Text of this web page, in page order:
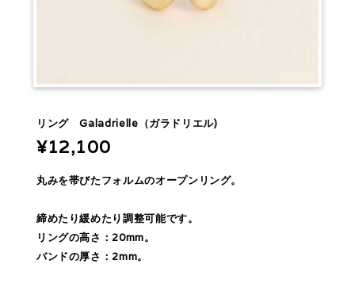
リング Galadrielle（ガラドリエル)
¥12,100
丸みを帯びたフォルムのオープンリング。
締めたり緩めたり調整可能です。
リングの高さ：20mm。
バンドの厚さ：2mm。